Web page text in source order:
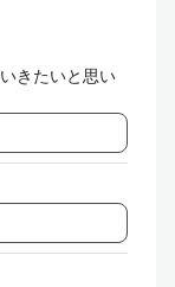
きたいと思い